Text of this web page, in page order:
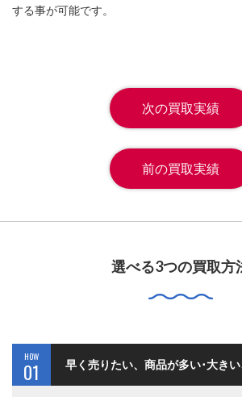
する事が可能です。
次の買取実績
前の買取実績
選べる3つの買取方
HOW
01 早く売りたい、商品が多い･大き